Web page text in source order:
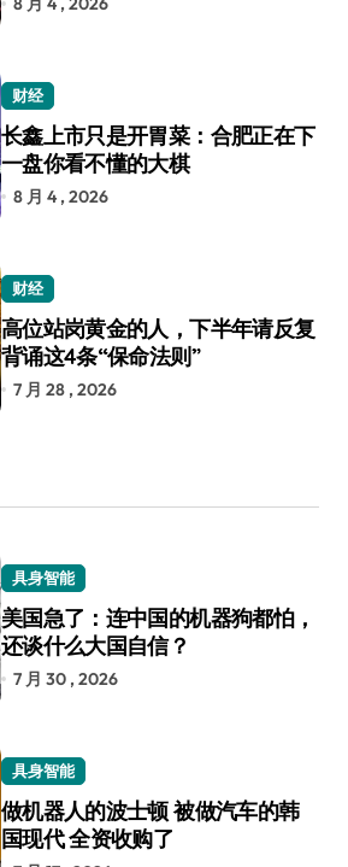
财经
长鑫上市只是开胃菜：合肥正在下
一盘你看不懂的大棋
8 月 4 , 2026
财经
高位站岗黄金的人，下半年请反复
背诵这4条“保命法则”
7 月 28 , 2026
具身智能
美国急了：连中国的机器狗都怕，
还谈什么大国自信？
7 月 30 , 2026
具身智能
做机器人的波士顿 被做汽车的韩
国现代 全资收购了